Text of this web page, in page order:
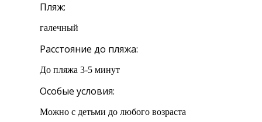
Пляж:
галечный
Расстояние до пляжа:
До пляжа 3-5 минут
Особые условия:
Можно с детьми до любого возраста